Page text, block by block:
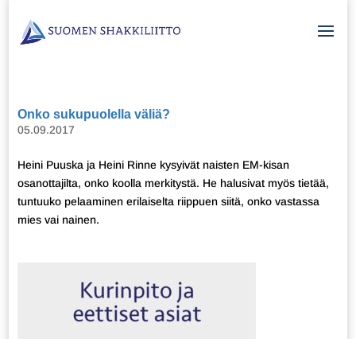
Onko sukupuolella väliä?
05.09.2017
Heini Puuska ja Heini Rinne kysyivät naisten EM-kisan
osanottajilta, onko koolla merkitystä. He halusivat myös tietää,
tuntuuko pelaaminen erilaiselta riippuen siitä, onko vastassa
mies vai nainen.